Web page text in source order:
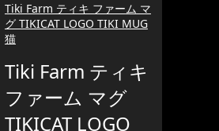
Tiki Farm ティキ ファーム マ
グ TIKICAT LOGO TIKI MUG
猫
Tiki Farm ティキ
ファーム マグ
TIKICAT LOGO